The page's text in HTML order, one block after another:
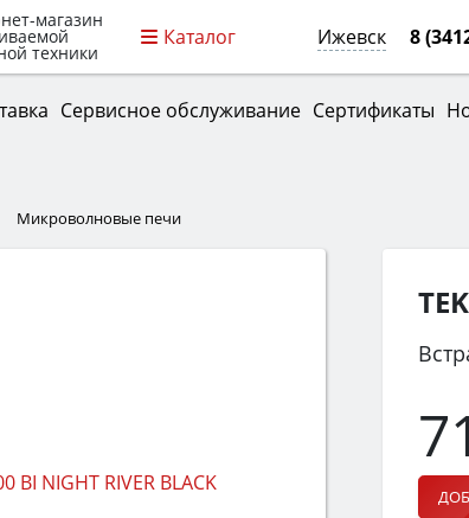
магазин
техники
Каталог Ижевск 8
Сервисное обслуживание Сертификаты
Микроволновые печи